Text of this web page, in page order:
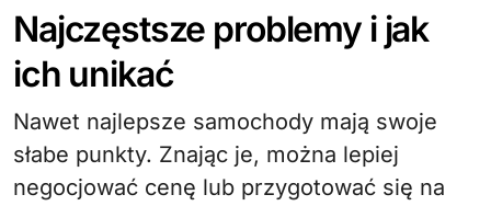
Najczęstsze problemy i jak
ich unikać
Nawet najlepsze samochody mają swoje
słabe punkty. Znając je, można lepiej
negocjować cenę lub przygotować się na